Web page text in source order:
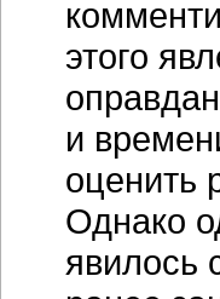
этого
и
оценить
Однако
явилось